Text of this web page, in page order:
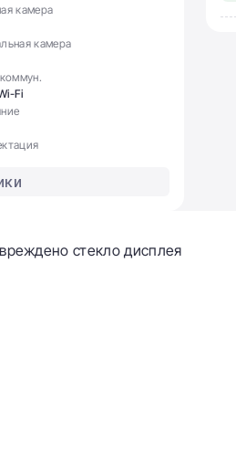
камера
камера
Fi
стекло дисплея